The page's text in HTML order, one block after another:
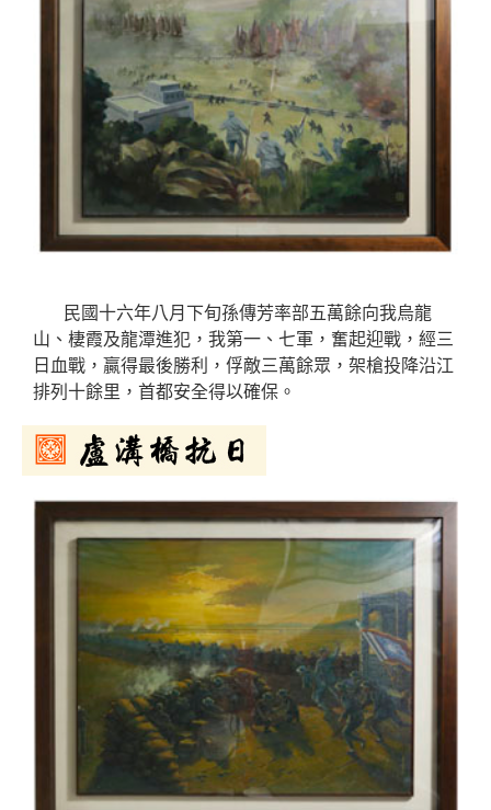
民國十六年八月下旬孫傳芳率部五萬餘向我烏龍
山、棲霞及龍潭進犯，我第一、七軍，奮起迎戰，經三
日血戰，贏得最後勝利，俘敵三萬餘眾，架槍投降沿江
排列十餘里，首都安全得以確保。